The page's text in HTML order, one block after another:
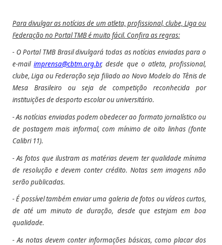
Para divulgar as notícias de um atleta, profissional, clube, Liga ou
Federação no Portal TMB é muito fácil. Confira as regras:
- O Portal TMB Brasil divulgará todas as notícias enviadas para o
e-mailimprensa@cbtm.org.br, desde que o atleta, profissional,
clube, Liga ou Federação seja filiado ao Novo Modelo do Tênis de
Mesa Brasileiro ou seja de competição reconhecida por
instituições de desporto escolar ou universitário.
- As notícias enviadas podem obedecer ao formato jornalístico ou
de postagem mais informal, com mínimo de oito linhas (fonte
Calibri 11).
- As fotos que ilustram as matérias devem ter qualidade mínima
de resolução e devem conter crédito. Notas sem imagens não
serão publicadas.
- É possível também enviar uma galeria de fotos ou vídeos curtos,
de até um minuto de duração, desde que estejam em boa
qualidade.
- As notas devem conter informações básicas, como placar dos